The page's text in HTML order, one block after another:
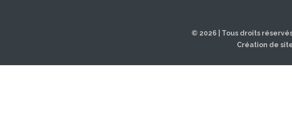
© 2026 | Tous droits réservés
Création de